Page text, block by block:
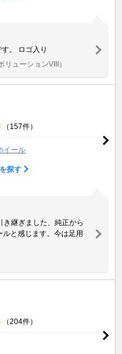
。 ロゴ入り
リューションVIII）
（157件）
イール
探す
き継ぎました、純正から
と感じます。今は足用
（204件）